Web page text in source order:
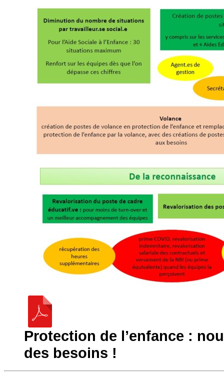
Protection de l’enfance :
des besoins !